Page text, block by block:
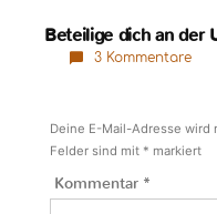
Beteilige dich an der
3 Kommentare
Deine E-Mail-Adresse
Felder sind mit * markiert
Kommentar *